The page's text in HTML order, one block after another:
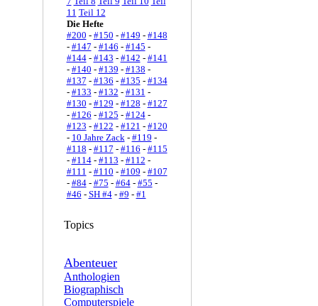
11 Teil 12
Die Hefte
#200 - #150 - #149 - #148
- #147 - #146 - #145 -
#144- #143 - #142 - #141
- #140 - #139 - #138 -
#137 - #136 - #135 - #134
- #133 - #132 - #131 -
#130 - #129 - #128 - #127
- #126 - #125 - #124-
#123 - #122 - #121 - #120
- 10 Jahre Zack- #119 -
#118 - #117 - #116 - #115
- #114- #113 - #112 -
#111 - #110 - #109 - #107
- #84- #75 - #64- #55 -
#46 - SH #4- #9 - #1
Topics
Abenteuer
Anthologien
Biographisch
Computerspiele